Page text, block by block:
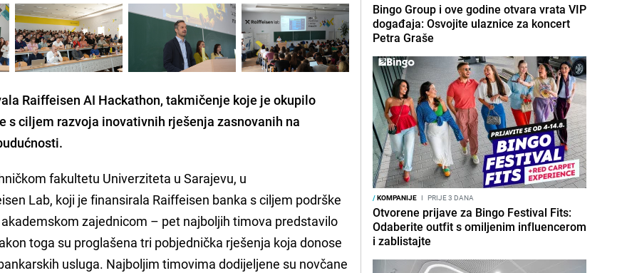
Raiffeisen AI Hackathon, takmičenje koje je okupilo
s ciljem razvoja inovativnih rješenja zasnovanih na
fakultetu Univerziteta u Sarajevu, u
Lab, koji je finansirala Raiffeisen banka s ciljem podrške
zajednicom – pet najboljih timova predstavilo
toga su proglašena tri pobjednička rješenja koja donose
usluga. Najboljim timovima dodijeljene su novčane
Bingo Group i ove godine otvara vrata VIP
događaja: Osvojite ulaznice za koncert
Petra Graše
/KOMPANIJE I PRIJE 3 DANA
Otvorene prijave za Bingo Festival Fits:
Odaberite outfit s omiljenim influencerom
i zablistajte